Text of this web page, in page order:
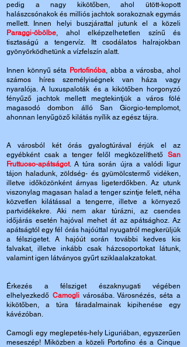
pedig a nagy kikötőben, ahol ütött-kopott
halászcsónakok és milliós jachtok sorakoznak egymás
mellett. Innen helyi buszjárattal jutunk el a közeli
Paraggi-öbölbe, ahol elképzelhetetlen színű és
tisztaságú a tengervíz. Itt csodálatos halrajokban
gyönyörködhetünk a vízfelszín alatt.
Innen könnyű séta Portofinóba, abba a városba, ahol
számos híres személyiségnek van háza vagy
nyaralója. A luxuspaloták és a kikötőben horgonyzó
fényűző jachtok mellett megtekintjük a város fölé
magasodó dombon álló San Giorgio-templomot,
ahonnan lenyűgöző kilátás nyílik az egész tájra.
A városból két órás gyalogtúrával érjük el az
egyébként csak a tenger felől megközelíthető San
Fruttuoso-apátságot. A túra során újra a valódi ligur
tájon haladunk, zöldség- és gyümölcstermő vidéken,
illetve időközönként árnyas ligeterdőkben. Az utunk
viszonylag magasan halad a tenger szintje felett, néha
közvetlen kilátással a tengerre, illetve a környező
partvidékekre. Aki nem akar túrázni, az csendes
időjárás esetén hajóval mehet át az apátsághoz. Az
apátságtól egy fél órás hajóúttal nyugatról megkerüljük
a félszigetet. A hajóút során további kedves kis
falvakat, illetve inkább csak házcsoportokat látunk,
valamint igen látványos gyűrt sziklaalakzatokat.
Érkezés a félsziget északnyugati végében
elhelyezkedő Camogli városába. Városnézés, séta a
kikötőben, a túra fáradalmainak kipihenése egy
kávézóban.
Camogli egy meglepetés-hely Liguriában, egyszerűen
meseszép! Miközben a közeli Portofino és a Cinque